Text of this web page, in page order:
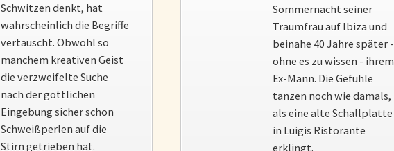
Schwitzen denkt, hat
wahrscheinlich die Begriffe
vertauscht. Obwohl so
manchem kreativen Geist
die verzweifelte Suche
nach der göttlichen
Eingebung sicher schon
Schweißperlen auf die
Stirn getrieben hat.
Sommernacht seiner
Traumfrau auf Ibiza und
beinahe 40 Jahre später -
ohne es zu wissen - ihrem
Ex-Mann. Die Gefühle
tanzen noch wie damals,
als eine alte Schallplatte
in Luigis Ristorante
erklingt.